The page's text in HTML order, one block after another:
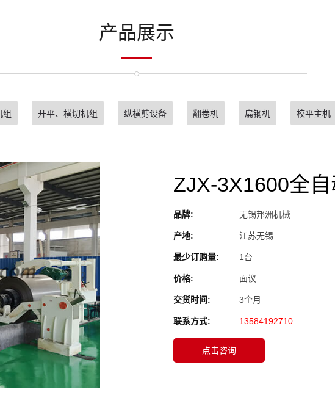
产品展示
组 开平、横切机组 纵横剪设备 翻卷机 扁钢机 校平主机
ZJX-3X1600全
品牌: 无锡邦洲机械
产地: 江苏无锡
最少订购量: 1台
价格: 面议
交货时间: 3个月
联系方式: 13584192710
点击咨询